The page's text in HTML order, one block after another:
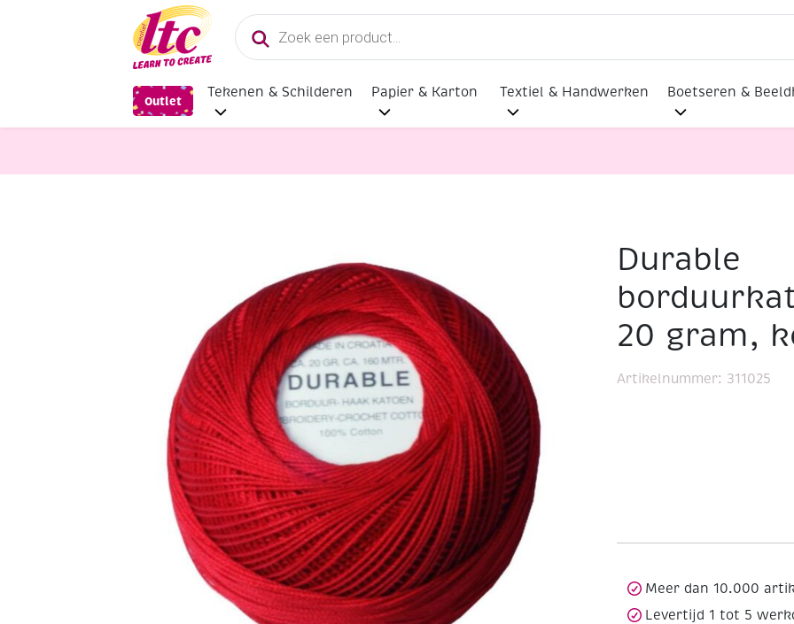
Producten
zoeken
Outlet
Tekenen & Schilderen Papier & Karton Textiel & Handwerken Boetseren &
Durable borduurkatoen/haakkatoen, 20 gram, kerstroodDurable
20 gram,
Artikelnummer: 311025
Meer dan 10.000
Levertijd 1 tot 5